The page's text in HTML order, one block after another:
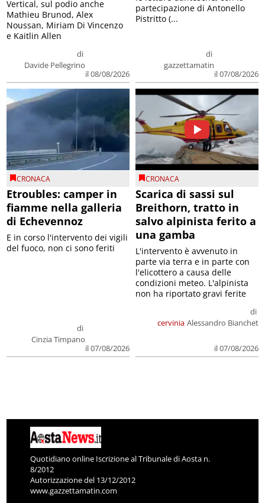
di
Davide Pellegrino
il 08/08/2026
Vertical, sul podio anche
Mathieu Brunod, Alex
Noussan, Miriam Di Vincenzo
e Kaitlin Allen
di
gazzettamatin
il 07/08/2026
partecipazione di Antonello
Pistritto (...
CRONACA
Etroubles: camper in
fiamme nella galleria
di Echevennoz
di
Cinzia Timpano
il 07/08/2026
E in corso l'intervento dei vigili
del fuoco, non ci sono feriti
CRONACA
Scarica di sassi sul
Breithorn, tratto in
salvo alpinista ferito a
una gamba
cervinia
di
Alessandro Bianchet
il 07/08/2026
L'intervento è avvenuto in
parte via terra e in parte con
l'elicottero a causa delle
condizioni meteo. L'alpinista
non ha riportato gravi ferite
Quotidiano online Iscrizione al Tribunale di Aosta n.
8/2012
Autorizzazione del 13/12/2012
www.gazzettamatin.com